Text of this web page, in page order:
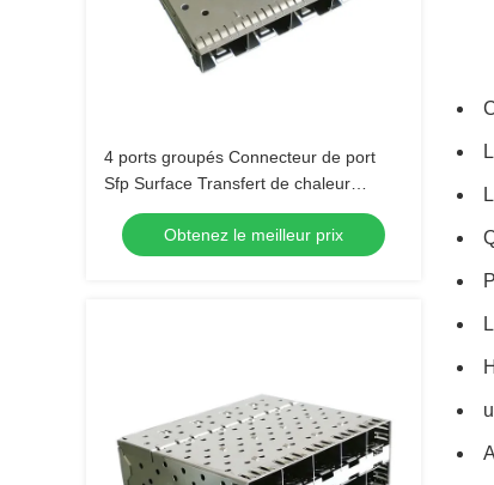
4 ports groupés Connecteur de port
Sfp Surface Transfert de chaleur
Windows
Obtenez le meilleur prix